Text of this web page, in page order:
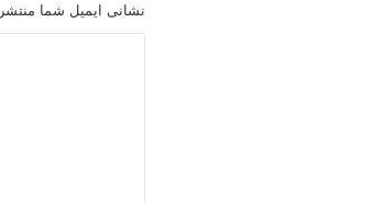
نشانی ایمیل شما